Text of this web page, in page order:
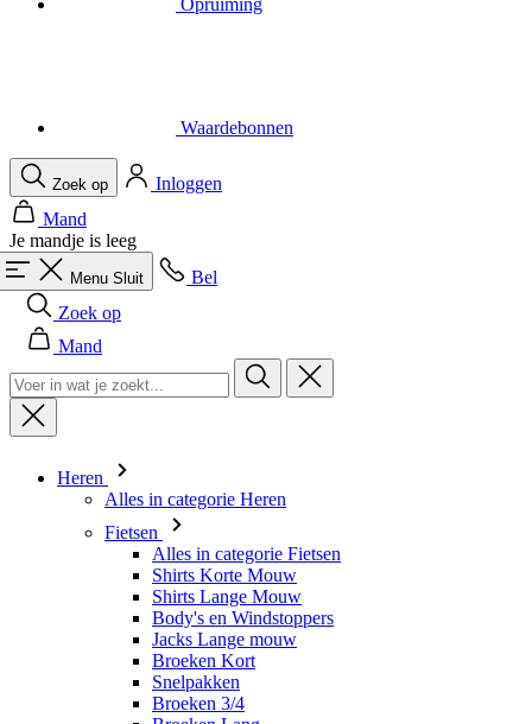
Opruiming
Waardebonnen
Zoek op
Inloggen
Mand
Je mandje is leeg
Menu Sluit
Bel
Zoek op
Mand
Heren
Alles in categorie Heren
Fietsen
Alles in categorie Fietsen
Shirts Korte Mouw
Shirts Lange Mouw
Body's en Windstoppers
Jacks Lange mouw
Broeken Kort
Snelpakken
Broeken 3/4